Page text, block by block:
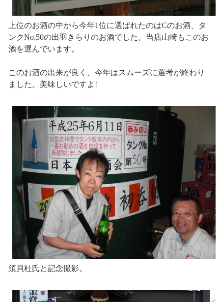
上位のお酒の中から今年1位に選ばれたのはCのお酒、タ
ンクNo.50の出羽きらりのお酒でした。当店山崎もこのお
酒を選んでいます。
このお酒の出来が良く、今年はスムーズに選考が終わり
ました。美味しいですよ!
須貝杜氏と記念撮影。